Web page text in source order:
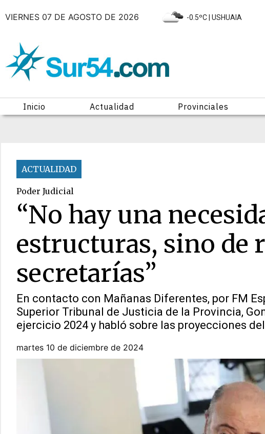
VIERNES 07 DE AGOSTO DE 2026 -0.5ºC | USHUAIA
Inicio Actualidad Provinciales
ACTUALIDAD
Poder Judicial
“No hay una
estructuras, sino de
secretarías”
En contacto con Mañanas Diferentes, por FM
Superior Tribunal de Justicia de la Provincia,
ejercicio 2024 y habló sobre las proyecciones
martes 10 de diciembre de 2024